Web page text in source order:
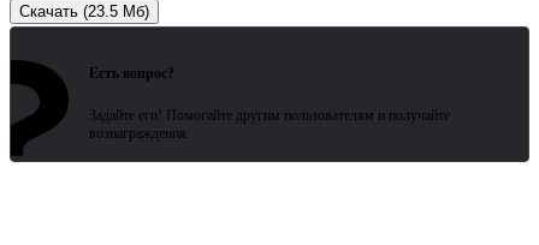
Скачать (23.5 Мб)
Есть вопрос?
Задайте его! Помогайте другим пользователям и получайте
вознаграждения.